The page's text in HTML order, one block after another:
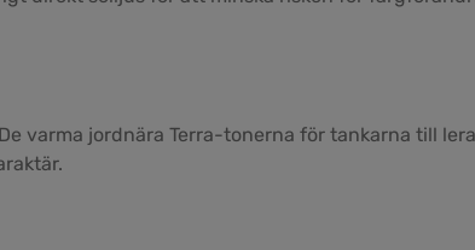
varma jordnära Terra-tonerna för tankarna till